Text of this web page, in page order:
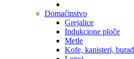
Domaćinstvo
Grejalice
Indukcione ploče
Metle
Kofe, kanisteri, burad